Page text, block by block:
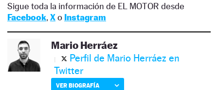
Sigue toda la información de EL MOTOR desde
Facebook, Xo Instagram
Mario Herráez
Perfil de Mario Herráez en
Twitter
VER BIOGRAFÍA